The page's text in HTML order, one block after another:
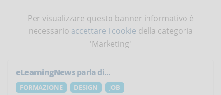
Per visualizzare questo banner informativo è
necessario accettare i cookie della categoria
'Marketing'
eLearningNewsparla di...
FORMAZIONE DESIGN
JOB